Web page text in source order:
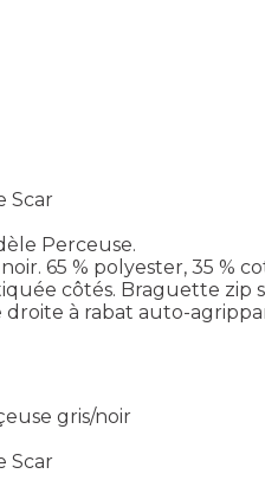
Scar
Perceuse.
65 % polyester, 35 %
côtés. Braguette zip
droite à rabat auto-
gris/noir
Scar